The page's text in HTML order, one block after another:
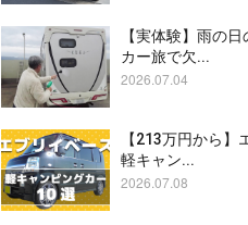
【実体験】雨の
カー旅で欠...
2026.07.04
【213万円から】
軽キャン...
2026.07.08